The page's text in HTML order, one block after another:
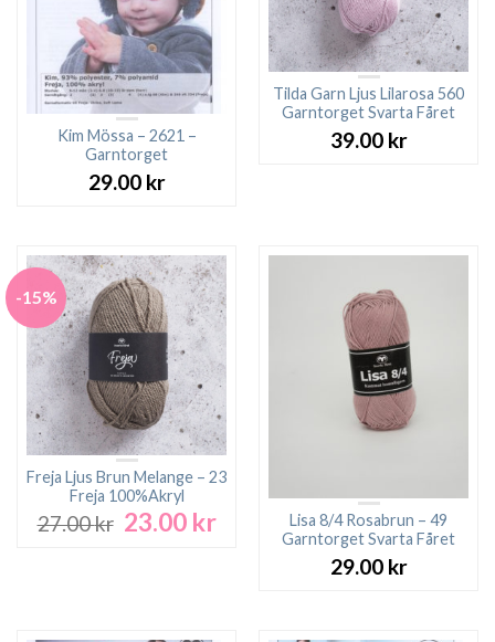
Kim Mössa – 2621 –
Garntorget
29.00 kr
Tilda Garn Ljus Lilarosa 560
Garntorget Svarta Fåret
39.00 kr
-15%
Freja Ljus Brun Melange – 23
Freja 100%Akryl
27.00kr Det
23.00 krDet
nuvarande
Lisa 8/4 Rosabrun – 49
Garntorget Svarta Fåret
29.00 kr